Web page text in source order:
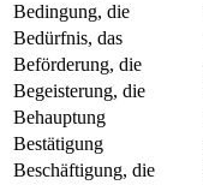
Bedingung, die
Bedürfnis, das
Beförderung, die
Begeisterung, die
Behauptung
Bestätigung
Beschäftigung, die